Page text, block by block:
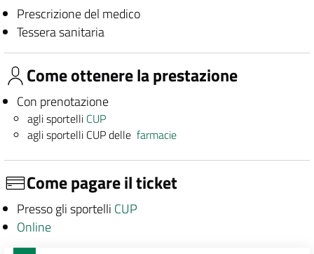
Prescrizione del medico
Tessera sanitaria
Come ottenere la prestazione
Con prenotazione
agli sportelli CUP
agli sportelli CUP dellefarmacie
Come pagare il ticket
Presso gli sportelli CUP
Online